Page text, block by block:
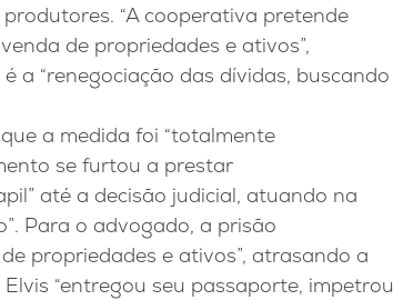
“A cooperativa pretende
de propriedades e ativos”,
a “renegociação das dívidas, buscando
a medida foi “totalmente
se furtou a prestar
até a decisão judicial, atuando na
Para o advogado, a prisão
propriedades e ativos”, atrasando a
“entregou seu passaporte, impetrou